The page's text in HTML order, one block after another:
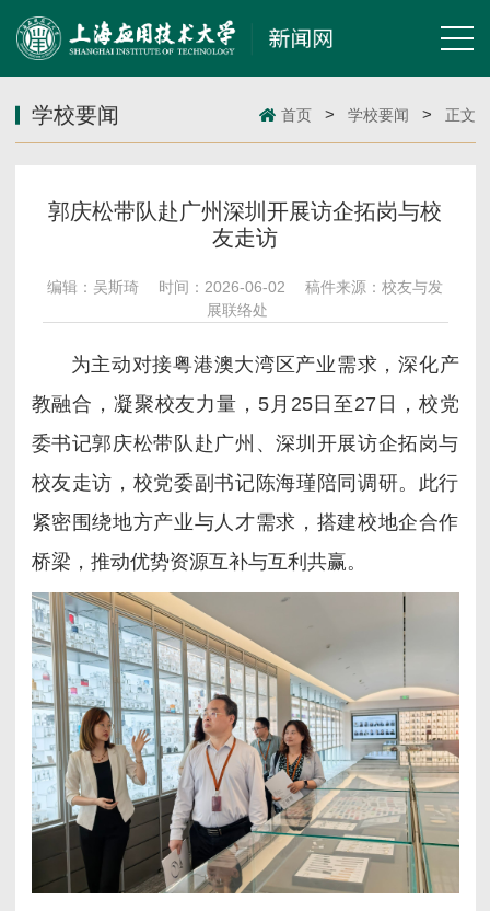
学校要闻 首页> 学校要闻 > 正文
郭庆松带队赴广州深圳开展访企拓岗与校
友走访
编辑：吴斯琦 时间：2026-06-02
稿件来源：校友与发
展联络处
为主动对接粤港澳大湾区产业需求，深化产
教融合，凝聚校友力量，5月25日至27日，校党
委书记郭庆松带队赴广州、深圳开展访企拓岗与
校友走访，校党委副书记陈海瑾陪同调研。此行
紧密围绕地方产业与人才需求，搭建校地企合作
桥梁，推动优势资源互补与互利共赢。